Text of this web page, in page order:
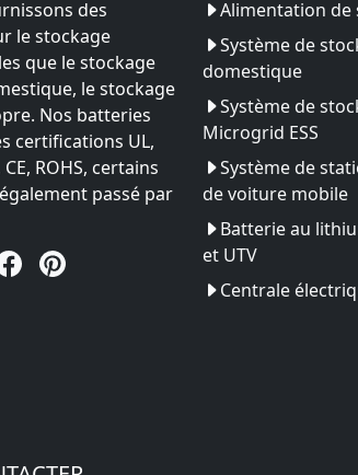
des
le stockage
que le stockage
le stockage
Nos batteries
certifications UL,
CE, ROHS, certains
passé par
Alimentation de
Système de
domestique
Système de
Microgrid ESS
Système de
de voiture mobile
Batterie au
et UTV
Centrale